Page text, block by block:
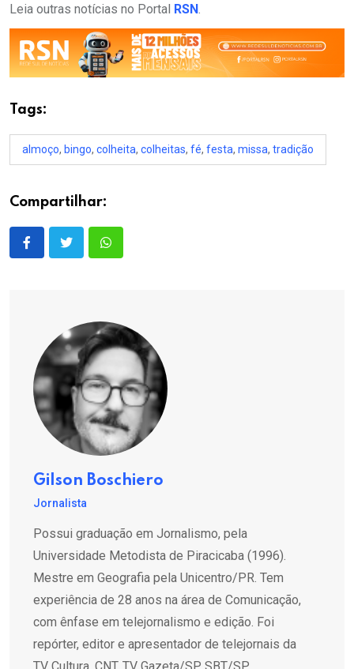
Leia outras notícias no Portal RSN.
Tags:
almoço, bingo, colheita, colheitas, fé, festa, missa, tradição
Compartilhar:
Gilson Boschiero
Jornalista
Possui graduação em Jornalismo, pela
Universidade Metodista de Piracicaba (1996).
Mestre em Geografia pela Unicentro/PR. Tem
experiência de 28 anos na área de Comunicação,
com ênfase em telejornalismo e edição. Foi
repórter, editor e apresentador de telejornais da